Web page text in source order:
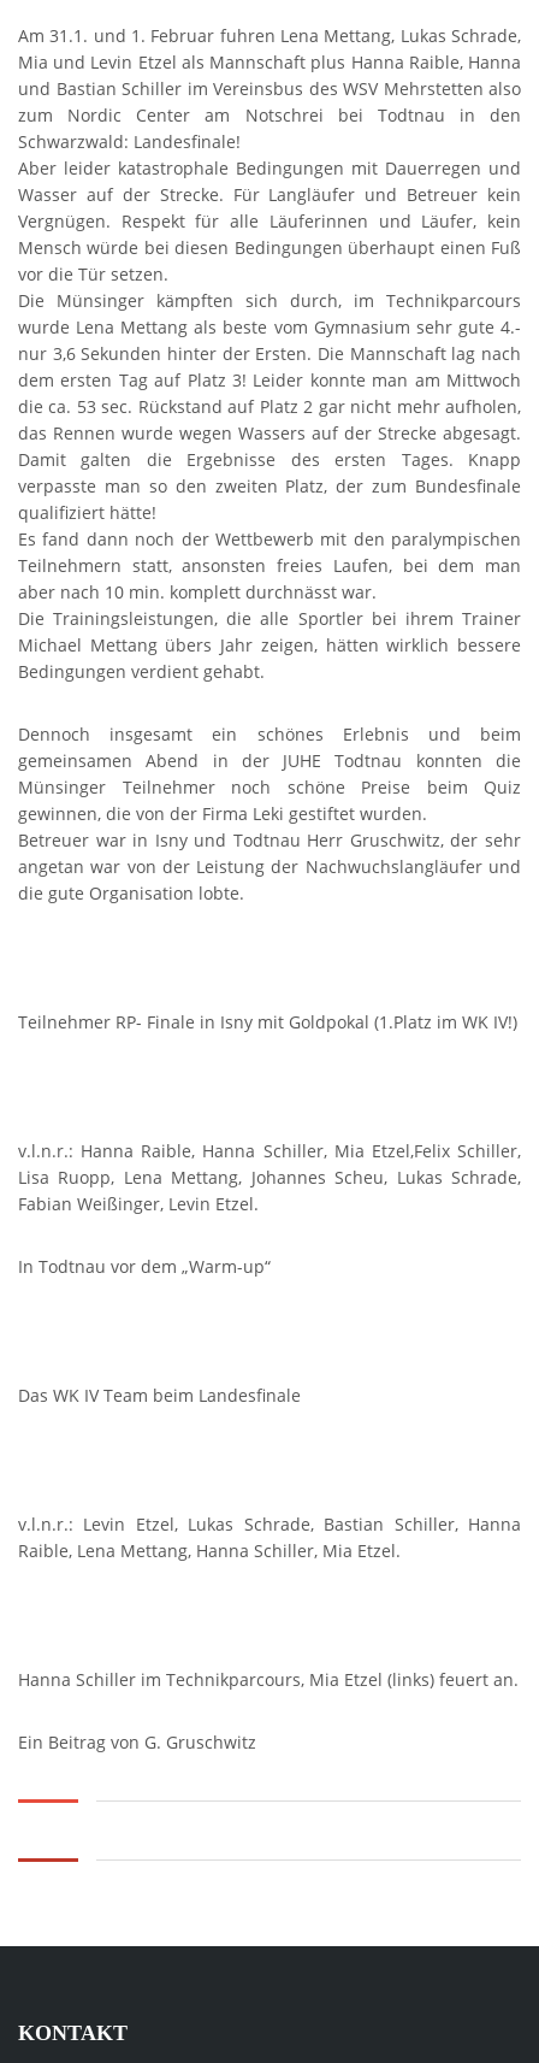
Am 31.1. und 1. Februar fuhren Lena Mettang, Lukas Schrade,
Mia und Levin Etzel als Mannschaft plus Hanna Raible, Hanna
und Bastian Schiller im Vereinsbus des WSV Mehrstetten also
zum Nordic Center am Notschrei bei Todtnau in den
Schwarzwald: Landesfinale!
Aber leider katastrophale Bedingungen mit Dauerregen und
Wasser auf der Strecke. Für Langläufer und Betreuer kein
Vergnügen. Respekt für alle Läuferinnen und Läufer, kein
Mensch würde bei diesen Bedingungen überhaupt einen Fuß
vor die Tür setzen.
Die Münsinger kämpften sich durch, im Technikparcours
wurde Lena Mettang als beste vom Gymnasium sehr gute 4.-
nur 3,6 Sekunden hinter der Ersten. Die Mannschaft lag nach
dem ersten Tag auf Platz 3! Leider konnte man am Mittwoch
die ca. 53 sec. Rückstand auf Platz 2 gar nicht mehr aufholen,
das Rennen wurde wegen Wassers auf der Strecke abgesagt.
Damit galten die Ergebnisse des ersten Tages. Knapp
verpasste man so den zweiten Platz, der zum Bundesfinale
qualifiziert hätte!
Es fand dann noch der Wettbewerb mit den paralympischen
Teilnehmern statt, ansonsten freies Laufen, bei dem man
aber nach 10 min. komplett durchnässt war.
Die Trainingsleistungen, die alle Sportler bei ihrem Trainer
Michael Mettang übers Jahr zeigen, hätten wirklich bessere
Bedingungen verdient gehabt.
Dennoch insgesamt ein schönes Erlebnis und beim
gemeinsamen Abend in der JUHE Todtnau konnten die
Münsinger Teilnehmer noch schöne Preise beim Quiz
gewinnen, die von der Firma Leki gestiftet wurden.
Betreuer war in Isny und Todtnau Herr Gruschwitz, der sehr
angetan war von der Leistung der Nachwuchslangläufer und
die gute Organisation lobte.
Teilnehmer RP- Finale in Isny mit Goldpokal (1.Platz im WK IV!)
v.l.n.r.: Hanna Raible, Hanna Schiller, Mia Etzel,Felix Schiller,
Lisa Ruopp, Lena Mettang, Johannes Scheu, Lukas Schrade,
Fabian Weißinger, Levin Etzel.
In Todtnau vor dem „Warm-up“
Das WK IV Team beim Landesfinale
v.l.n.r.: Levin Etzel, Lukas Schrade, Bastian Schiller, Hanna
Raible, Lena Mettang, Hanna Schiller, Mia Etzel.
Hanna Schiller im Technikparcours, Mia Etzel (links) feuert an.
Ein Beitrag von G. Gruschwitz
KONTAKT